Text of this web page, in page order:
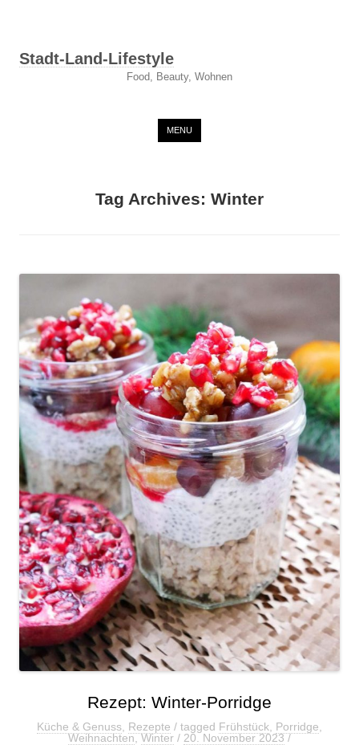
Stadt-Land-Lifestyle
Food, Beauty, Wohnen
MENU
Tag Archives: Winter
Rezept: Winter-Porridge
Küche & Genuss Rezepte / tagged Frühstück Porridge
Weihnachten,Winter / 20. November 2023/